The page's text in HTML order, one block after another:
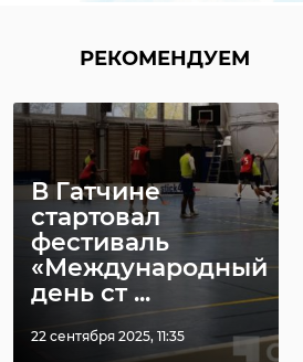
РЕКОМЕНДУЕМ
В Гатчине
стартовал
фестиваль
«Международный
день ст ...
22 сентября 2025, 11:35